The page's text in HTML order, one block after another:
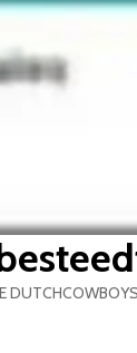
DUTCHCOWBOYS